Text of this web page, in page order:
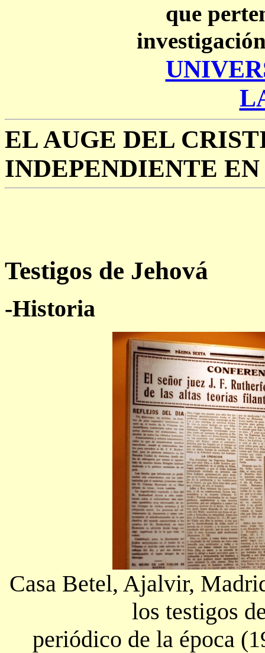
que
EL AUGE DEL
INDEPENDIENTE EN
Testigos de Jehová
-Historia
Casa Betel, Ajalvir,
los testigos
periódico de la época